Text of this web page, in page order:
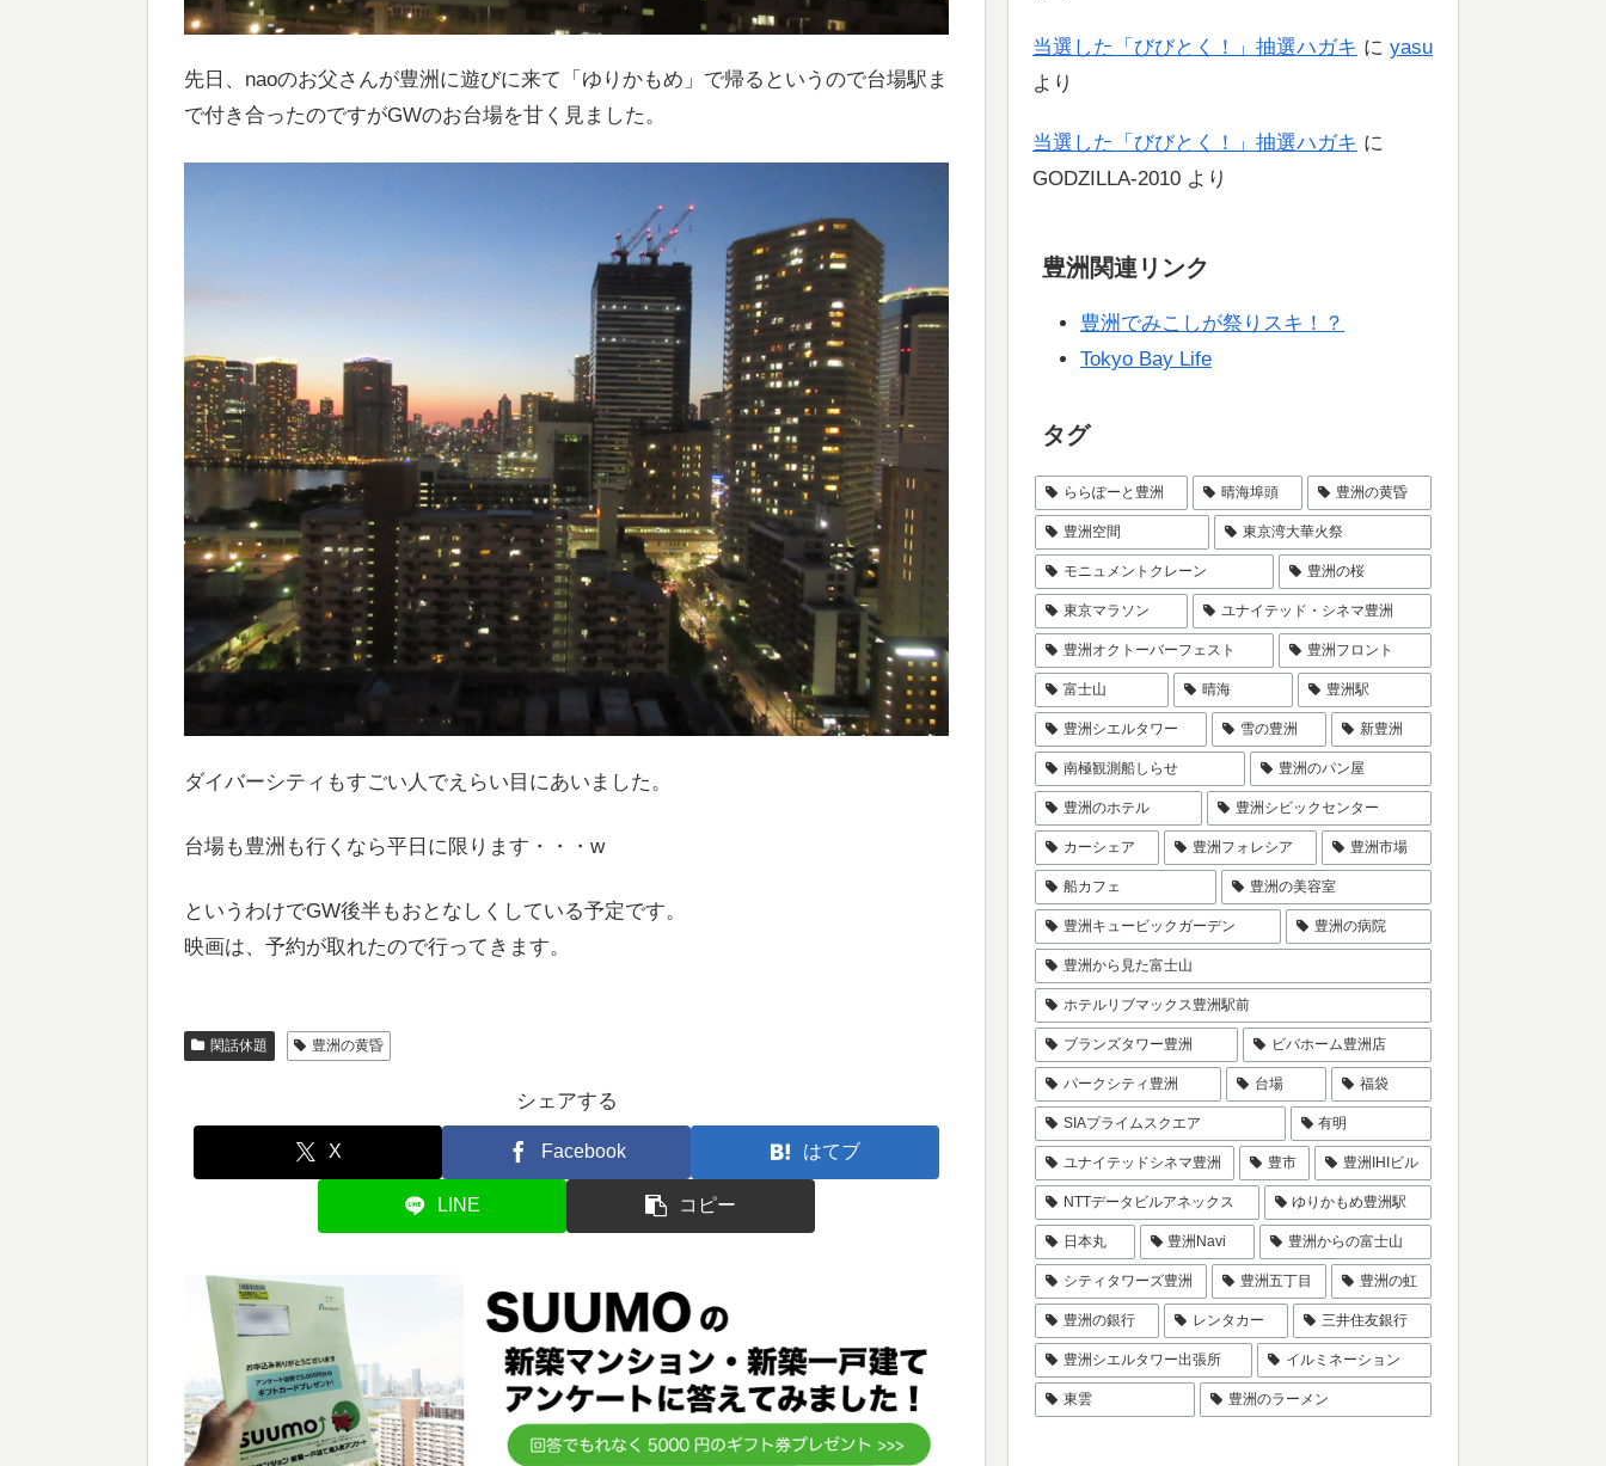
先日、naoのお父さんが豊洲に遊びに来て「ゆりかもめ」で帰るというので台場駅ま
で付き合ったのですがGWのお台場を甘く見ました。
ダイバーシティもすごい人でえらい目にあいました。
台場も豊洲も行くなら平日に限ります・・・w
というわけでGW後半もおとなしくしている予定です。
映画は、予約が取れたので行ってきます。
閑話休題 豊洲の黄昏
シェアする
X Facebook はてブ
LINE コピー
当選した「びびとく！」抽選ハガキ に yasu
より
当選した「びびとく！」抽選ハガキ に
GODZILLA-2010 より
豊洲関連リンク
豊洲でみこしが祭りスキ！？
Tokyo Bay Life
タグ
ららぽーと豊洲 晴海埠頭 豊洲の黄昏
豊洲空間 東京湾大華火祭
モニュメントクレーン 豊洲の桜
東京マラソン ユナイテッド・シネマ豊洲
豊洲オクトーバーフェスト 豊洲フロント
富士山 晴海 豊洲駅
豊洲シエルタワー 雪の豊洲 新豊洲
南極観測船しらせ 豊洲のパン屋
豊洲のホテル 豊洲シビックセンター
カーシェア 豊洲フォレシア 豊洲市場
船カフェ 豊洲の美容室
豊洲キュービックガーデン 豊洲の病院
豊洲から見た富士山
ホテルリブマックス豊洲駅前
ブランズタワー豊洲 ビバホーム豊洲店
パークシティ豊洲 台場 福袋
SIAプライムスクエア 有明
ユナイテッドシネマ豊洲 豊市 豊洲IHIビル
NTTデータビルアネックス ゆりかもめ豊洲駅
日本丸 豊洲Navi 豊洲からの富士山
シティタワーズ豊洲 豊洲五丁目 豊洲の虹
豊洲の銀行 レンタカー 三井住友銀行
豊洲シエルタワー出張所 イルミネーション
東雲 豊洲のラーメン